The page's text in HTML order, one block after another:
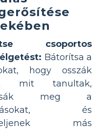
csoportos
Bátorítsa a
hogy osszák
mit tanultak,
meg a
és
más